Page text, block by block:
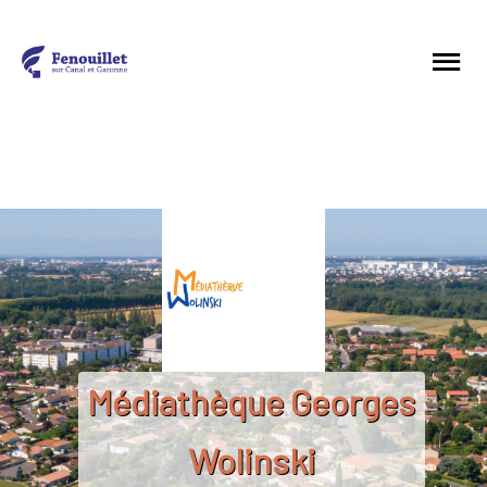
Médiathèque Georges
Wolinski